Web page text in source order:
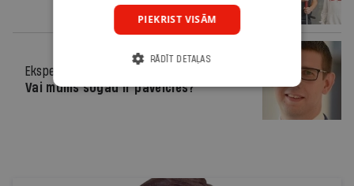
Eksperta viedoklis
Vai mums šogad ir paveicies?
PIEKRIST VISĀM
RĀDĪT DETAĻAS